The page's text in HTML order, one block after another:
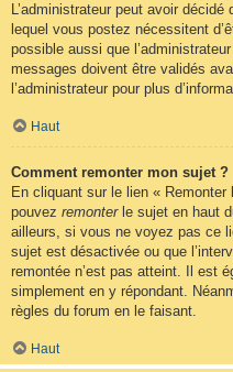
L’administrateur peut avoir
lequel vous postez nécessitent
possible aussi que
messages doivent être validés
l’administrateur pour plus
Haut
Comment remonter mon sujet ?
En cliquant sur le lien «
pouvez remonterle sujet en haut
ailleurs, si vous ne voyez pas ce
sujet est désactivée ou que
remontée n’est pas atteint. Il est
simplement en y répondant.
règles du forum en le faisant.
Haut